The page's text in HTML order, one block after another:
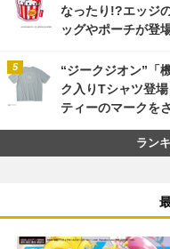
なったり!?エッジ
ッグやポーチが登
“ジークジオン”「
ク入りTシャツ登
ティーのマークを
ラン